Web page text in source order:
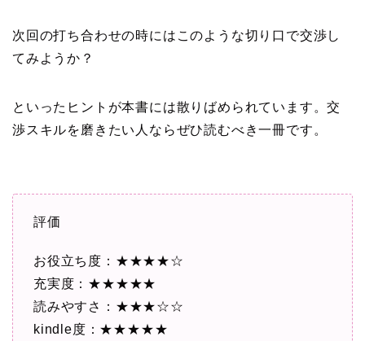
次回の打ち合わせの時にはこのような切り口で交渉し
てみようか？
といったヒントが本書には散りばめられています。交
渉スキルを磨きたい人ならぜひ読むべき一冊です。
評価
お役立ち度：★★★★☆
充実度：★★★★★
読みやすさ：★★★☆☆
kindle度：★★★★★